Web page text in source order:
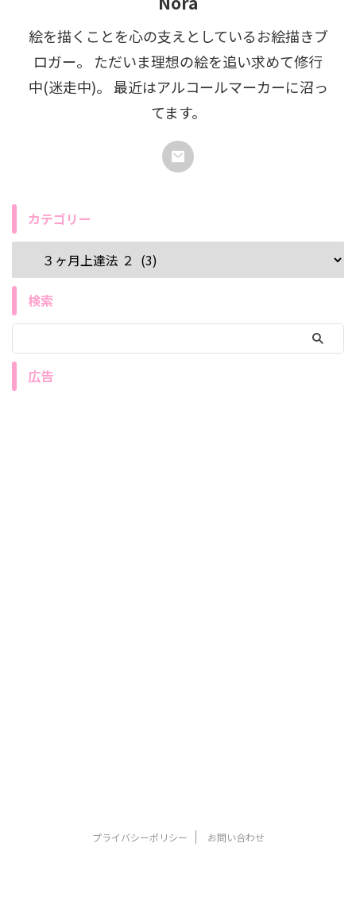
絵を描くことを心の支えとしているお絵描きブ
ロガー。 ただいま理想の絵を追い求めて修行
中(迷走中)。 最近はアルコールマーカーに沼っ
てます。
カテゴリー
検索
広告
プライバシーポリシー お問い合わせ